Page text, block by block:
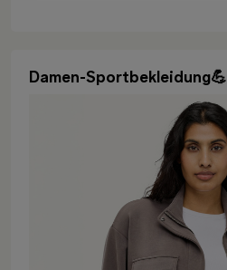
Damen-Sportbekleidung💪